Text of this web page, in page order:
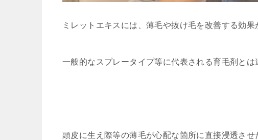
ミレットエキスには、薄毛や抜け毛を改善する効果
一般的なスプレータイプ等に代表される育毛剤とは
頭皮に生え際等の薄毛が心配な箇所に直接浸透させ